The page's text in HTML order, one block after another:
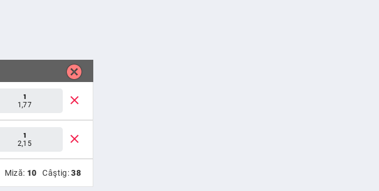
1
1,77
1
2,15
Miză: 10 Câştig:38